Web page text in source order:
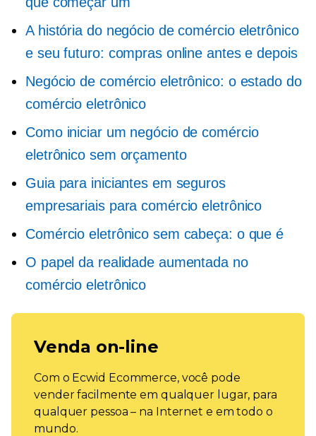
A história do negócio de comércio eletrônico
e seu futuro: compras online antes e depois
Negócio de comércio eletrônico: o estado do
comércio eletrônico
Como iniciar um negócio de comércio
eletrônico sem orçamento
Guia para iniciantes em seguros
empresariais para comércio eletrônico
Comércio eletrônico sem cabeça: o que é
O papel da realidade aumentada no
comércio eletrônico
Venda on-line
Com o Ecwid Ecommerce, você pode
vender facilmente em qualquer lugar, para
qualquer pessoa – na Internet e em todo o
mundo.